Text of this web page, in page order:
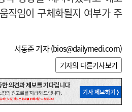
직임이 구체화될지 여부가 주
서동준 기자 (bios@dailymedi.com)
기자의 다른기사보기